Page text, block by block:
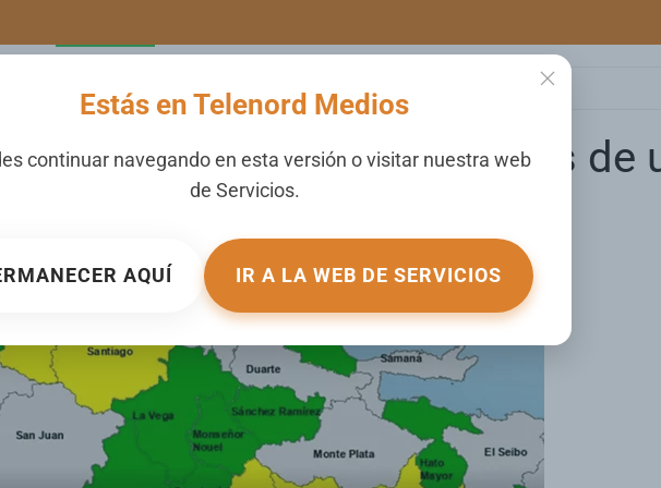
Estás en Telenord Medios
continuar navegando en esta versión o visitar nuestra web
de Servicios.
AQUÍ IR A LA WEB DE SERVICIOS
en alerta por efectos de